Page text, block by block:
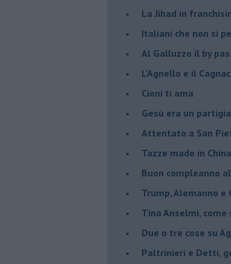
​La Jihad in
Italiani che non si
Al Galluzzo il by
L'Agnello e il
Cioni ti ama
​Gesù era un
Attentato a San
Tazze made in
Buon compleanno
Trump, Alemanno e
Tina Anselmi, come
Due o tre cose su
Paltrinieri e Detti,